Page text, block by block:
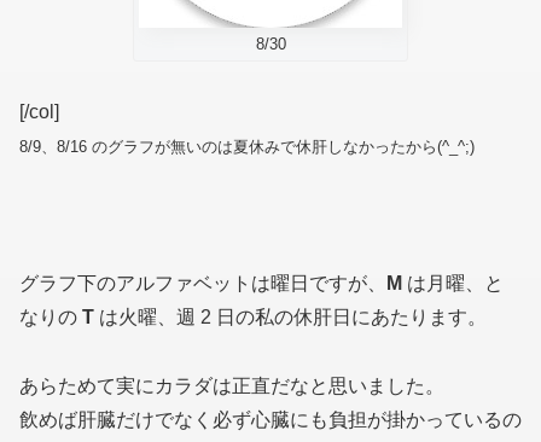
8/30
[/col]
8/9、8/16 のグラフが無いのは夏休みで休肝しなかったから(^_^;)
グラフ下のアルファベットは曜日ですが、 M は月曜、と
なりの T は火曜、週 2 日の私の休肝日にあたります。
あらためて実にカラダは正直だなと思いました。
飲めば肝臓だけでなく必ず心臓にも負担が掛かっているの